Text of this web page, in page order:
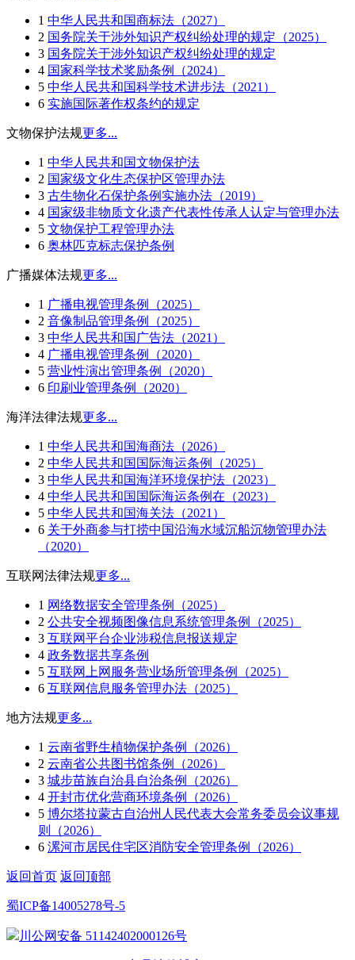
1 中华人民共和国商标法（2027）
2 国务院关于涉外知识产权纠纷处理的规定（2025）
3 国务院关于涉外知识产权纠纷处理的规定
4 国家科学技术奖励条例（2024）
5 中华人民共和国科学技术进步法（2021）
6 实施国际著作权条约的规定
文物保护法规更多...
1 中华人民共和国文物保护法
2 国家级文化生态保护区管理办法
3 古生物化石保护条例实施办法（2019）
4 国家级非物质文化遗产代表性传承人认定与管理办法
5 文物保护工程管理办法
6 奥林匹克标志保护条例
广播媒体法规更多...
1 广播电视管理条例（2025）
2 音像制品管理条例（2025）
3 中华人民共和国广告法（2021）
4 广播电视管理条例（2020）
5 营业性演出管理条例（2020）
6 印刷业管理条例（2020）
海洋法律法规更多...
1 中华人民共和国海商法（2026）
2 中华人民共和国国际海运条例（2025）
3 中华人民共和国海洋环境保护法（2023）
4 中华人民共和国国际海运条例在（2023）
5 中华人民共和国海关法（2021）
6 关于外商参与打捞中国沿海水域沉船沉物管理办法
（2020）
互联网法律法规更多...
1 网络数据安全管理条例（2025）
2 公共安全视频图像信息系统管理条例（2025）
3 互联网平台企业涉税信息报送规定
4 政务数据共享条例
5 互联网上网服务营业场所管理条例（2025）
6 互联网信息服务管理办法（2025）
地方法规更多...
1 云南省野生植物保护条例（2026）
2 云南省公共图书馆条例（2026）
3 城步苗族自治县自治条例（2026）
4 开封市优化营商环境条例（2026）
5 博尔塔拉蒙古自治州人民代表大会常务委员会议事规
则（2026）
6 漯河市居民住宅区消防安全管理条例（2026）
返回首页 返回顶部
蜀ICP备14005278号-5
川公网安备 51142402000126号